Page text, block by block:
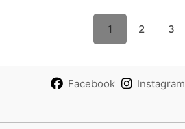
1 2 3
Facebook Instagram